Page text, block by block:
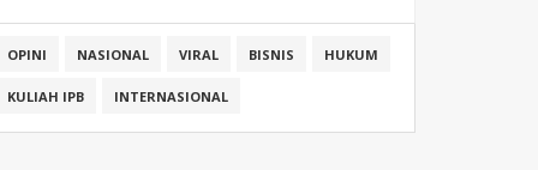
OPINI NASIONAL VIRAL BISNIS HUKUM
KULIAH IPB INTERNASIONAL